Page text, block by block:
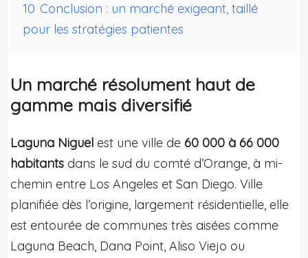
10 Conclusion : un marché exigeant, taillé
pour les stratégies patientes
Un marché résolument haut de
gamme mais diversifié
Laguna Niguel est une ville de 60 000 à 66 000
habitants dans le sud du comté d’Orange, à mi-
chemin entre Los Angeles et San Diego. Ville
planifiée dès l’origine, largement résidentielle, elle
est entourée de communes très aisées comme
Laguna Beach, Dana Point, Aliso Viejo ou